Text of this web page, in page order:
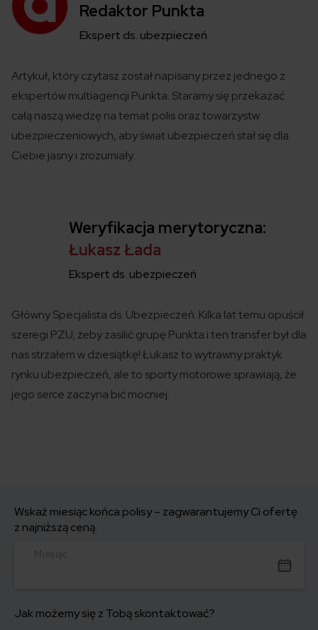
Redaktor Punkta
Ekspert ds. ubezpieczeń
Artykuł, który czytasz zostałnapisanyprzez jednego z
ekspertówmultiagencji Punkta. Staramy się przekazać
całą naszą wiedzę na temat polisoraz towarzystw
ubezpieczeniowych, aby świat ubezpieczeń stał się dla
Ciebie jasny i zrozumiały.
Weryfikacja merytoryczna:
Łukasz Łada
Ekspert ds. ubezpieczeń
Główny Specjalista ds. Ubezpieczeń. Kilka lat temu opuścił
szeregi PZU, żeby zasilić grupę Punkta i ten transfer był dla
nas strzałem w dziesiątkę! Łukasz to wytrawny praktyk
rynku ubezpieczeń, ale to sporty motorowe sprawiają, że
jego serce zaczyna bić mocniej.
Wskaż miesiąc końca polisy – zagwarantujemy Ci ofertę
z najniższą ceną.
Miesiąc
Jak możemy się z Tobą skontaktować?